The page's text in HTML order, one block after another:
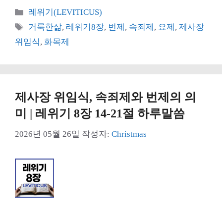
카
테
리
레위기(LEVITICUS)
태
그
거룩한삶, 레위기8장, 번제 , 속죄제 , 요제 ,제사장
위임식, 화목제
제사장 위임식, 속죄제와 번제의 의
미 | 레위기 8장 14-21절 하루말씀
2026년 05월 26일 작성자: Christmas